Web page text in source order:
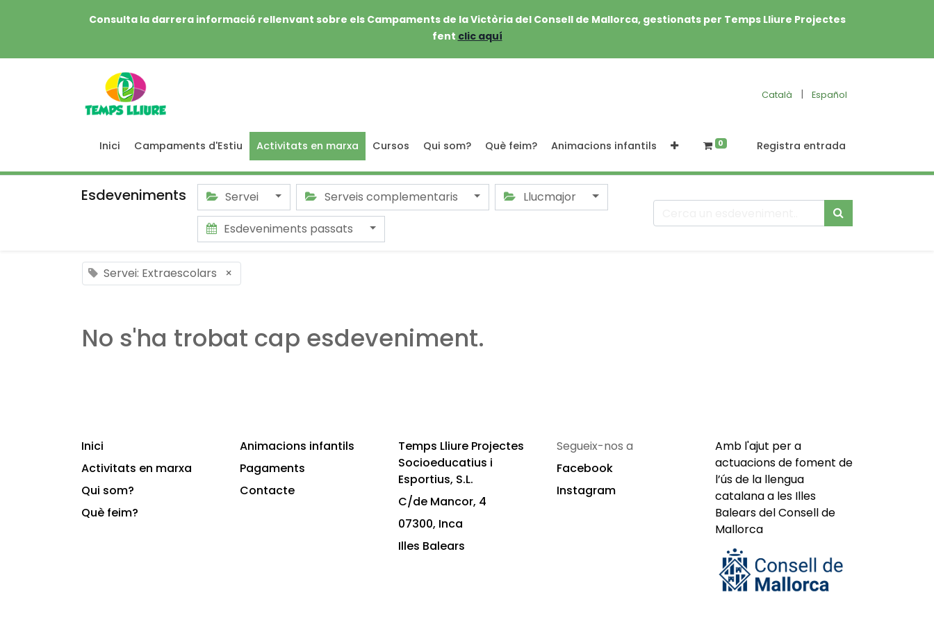
Consulta la darrera informació rellenvant sobre els Campaments de la Victòria del Consell de Mallorca, gestionats per Temps Lliure Projectes
fent clic aquí
Català | Español
Inici Campaments d'Estiu Activitats en marxa Cursos Qui som? Què feim? Animacions infantils 0 Registra entrada
Esdeveniments Servei Serveis complementaris
Llucmajor
Esdeveniments passats
Servei: Extraescolars ×
No s'ha trobat cap esdeveniment.
Inici
Activitats en marxa
Qui som?
Què feim?
Animacions infantils
Pagaments
Contacte
Temps Lliure Projectes
Socioeducatius i
Esportius, S.L.
C/de Mancor, 4
07300, Inca
Illes Balears
Segueix-nos a
Facebook
Instagram
Amb l'ajut per a
actuacions de foment de
l’ús de la llengua
catalana a les Illes
Balears del Consell de
Mallorca